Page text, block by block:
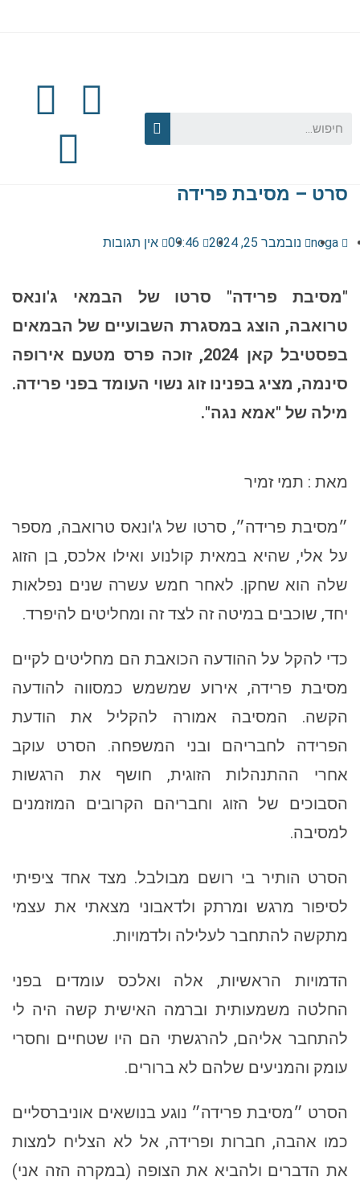
סרט – מסיבת פרידה
noga נובמבר 25, 2024 09:46 אין תגובות
"מסיבת פרידה" סרטו של הבמאי ג'ונאס
טרואבה, הוצג במסגרת השבועיים של הבמאים
בפסטיבל קאן 2024, זוכה פרס מטעם אירופה
סינמה, מציג בפנינו זוג נשוי העומד בפני פרידה.
מילה של "אמא נגה".
מאת : תמי זמיר
״מסיבת פרידה״, סרטו של ג'ונאס טרואבה, מספר
על אלי, שהיא במאית קולנוע ואילו אלכס, בן הזוג
שלה הוא שחקן. לאחר חמש עשרה שנים נפלאות
יחד, שוכבים במיטה זה לצד זה ומחליטים להיפרד.
כדי להקל על ההודעה הכואבת הם מחליטים לקיים
מסיבת פרידה, אירוע שמשמש כמסווה להודעה
הקשה. המסיבה אמורה להקליל את הודעת
הפרידה לחבריהם ובני המשפחה. הסרט עוקב
אחרי ההתנהלות הזוגית, חושף את הרגשות
הסבוכים של הזוג וחבריהם הקרובים המוזמנים
למסיבה.
הסרט הותיר בי רושם מבולבל. מצד אחד ציפיתי
לסיפור מרגש ומרתק ולדאבוני מצאתי את עצמי
מתקשה להתחבר לעלילה ולדמויות.
הדמויות הראשיות, אלה ואלכס עומדים בפני
החלטה משמעותית וברמה האישית קשה היה לי
להתחבר אליהם, להרגשתי הם היו שטחיים וחסרי
עומק והמניעים שלהם לא ברורים.
הסרט ״מסיבת פרידה״ נוגע בנושאים אוניברסליים
כמו אהבה, חברות ופרידה, אל לא הצליח למצות
את הדברים ולהביא את הצופה (במקרה הזה אני)